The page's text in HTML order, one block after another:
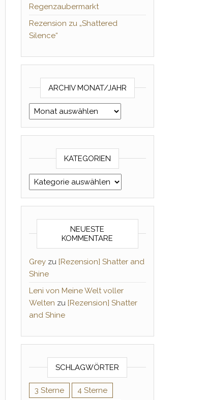
Regenzaubermarkt
Rezension zu „Shattered
Silence“
ARCHIV MONAT/JAHR
Archiv Monat/Jahr
KATEGORIEN
Kategorien
NEUESTE
KOMMENTARE
Greyzu [Rezension] Shatter and
Shine
Leni von Meine Welt voller
Welten zu [Rezension] Shatter
and Shine
SCHLAGWÖRTER
3 Sterne
4 Sterne